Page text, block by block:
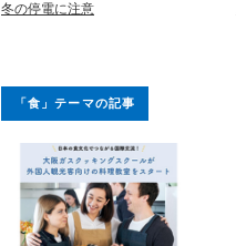
冬の停電に注意
「食」テーマの記事